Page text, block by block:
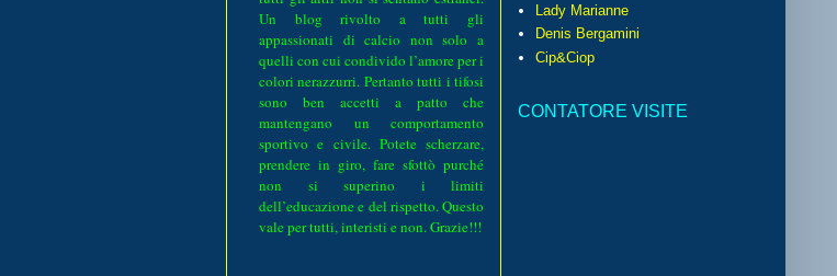
Un blog rivolto a tutti gli
appassionati di calcio non solo a
quelli con cui condivido l’amore per i
colori nerazzurri. Pertanto tutti i tifosi
sono ben accetti a patto che
mantengano un comportamento
sportivo e civile. Potete scherzare,
prendere in giro, fare sfottò purché
non si superino i limiti
dell’educazione e del rispetto. Questo
vale per tutti, interisti e non. Grazie!!!
Lady Marianne
Denis Bergamini
Cip&Ciop
CONTATORE VISITE